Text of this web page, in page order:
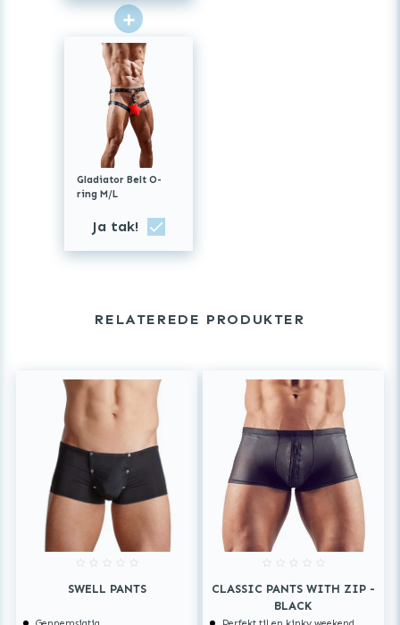
+
Gladiator Belt O-
ring M/L
Ja tak!
RELATEREDE PRODUKTER
SWELL PANTS
CLASSIC PANTS WITH ZIP -
BLACK